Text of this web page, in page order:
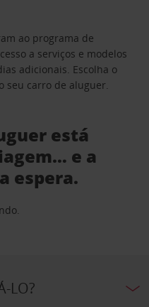
ao programa de
a serviços e modelos
adicionais. Escolha o
seu carro de aluguer.
está
e a
espera.
LO?